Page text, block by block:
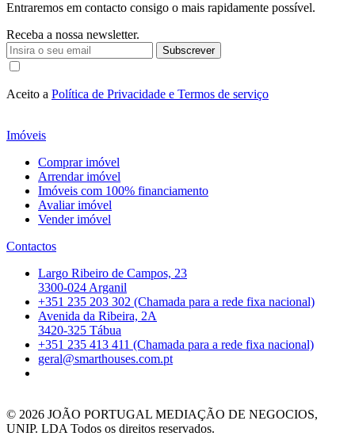
Entraremos em contacto consigo o mais rapidamente possível.
Receba a nossa newsletter.
Subscrever
Aceito a Política de Privacidade e Termos de serviço
Imóveis
Comprar imóvel
Arrendar imóvel
Imóveis com 100% financiamento
Avaliar imóvel
Vender imóvel
Contactos
Largo Ribeiro de Campos, 23
3300-024 Arganil
+351 235 203 302 (Chamada para a rede fixa nacional)
Avenida da Ribeira, 2A
3420-325 Tábua
+351 235 413 411 (Chamada para a rede fixa nacional)
geral@smarthouses.com.pt
© 2026 JOÃO PORTUGAL MEDIAÇÃO DE NEGOCIOS,
UNIP. LDA Todos os direitos reservados.